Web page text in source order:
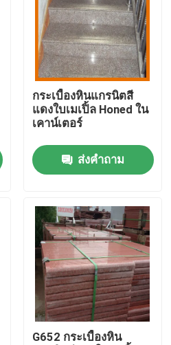
กระเบื้องหินแกรนิตสี
แดงใบเมเปิ้ล Honed ใน
เคาน์เตอร์
ส่งคำถาม
G652 กระเบื้องหิน